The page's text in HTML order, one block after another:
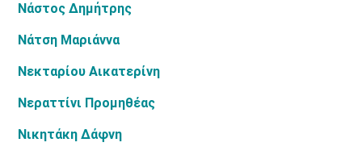
Νάστος Δημήτρης
Νάτση Μαριάννα
Νεκταρίου Αικατερίνη
Νεραττίνι Προμηθέας
Νικητάκη Δάφνη